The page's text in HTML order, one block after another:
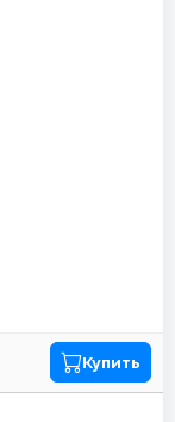
Купить